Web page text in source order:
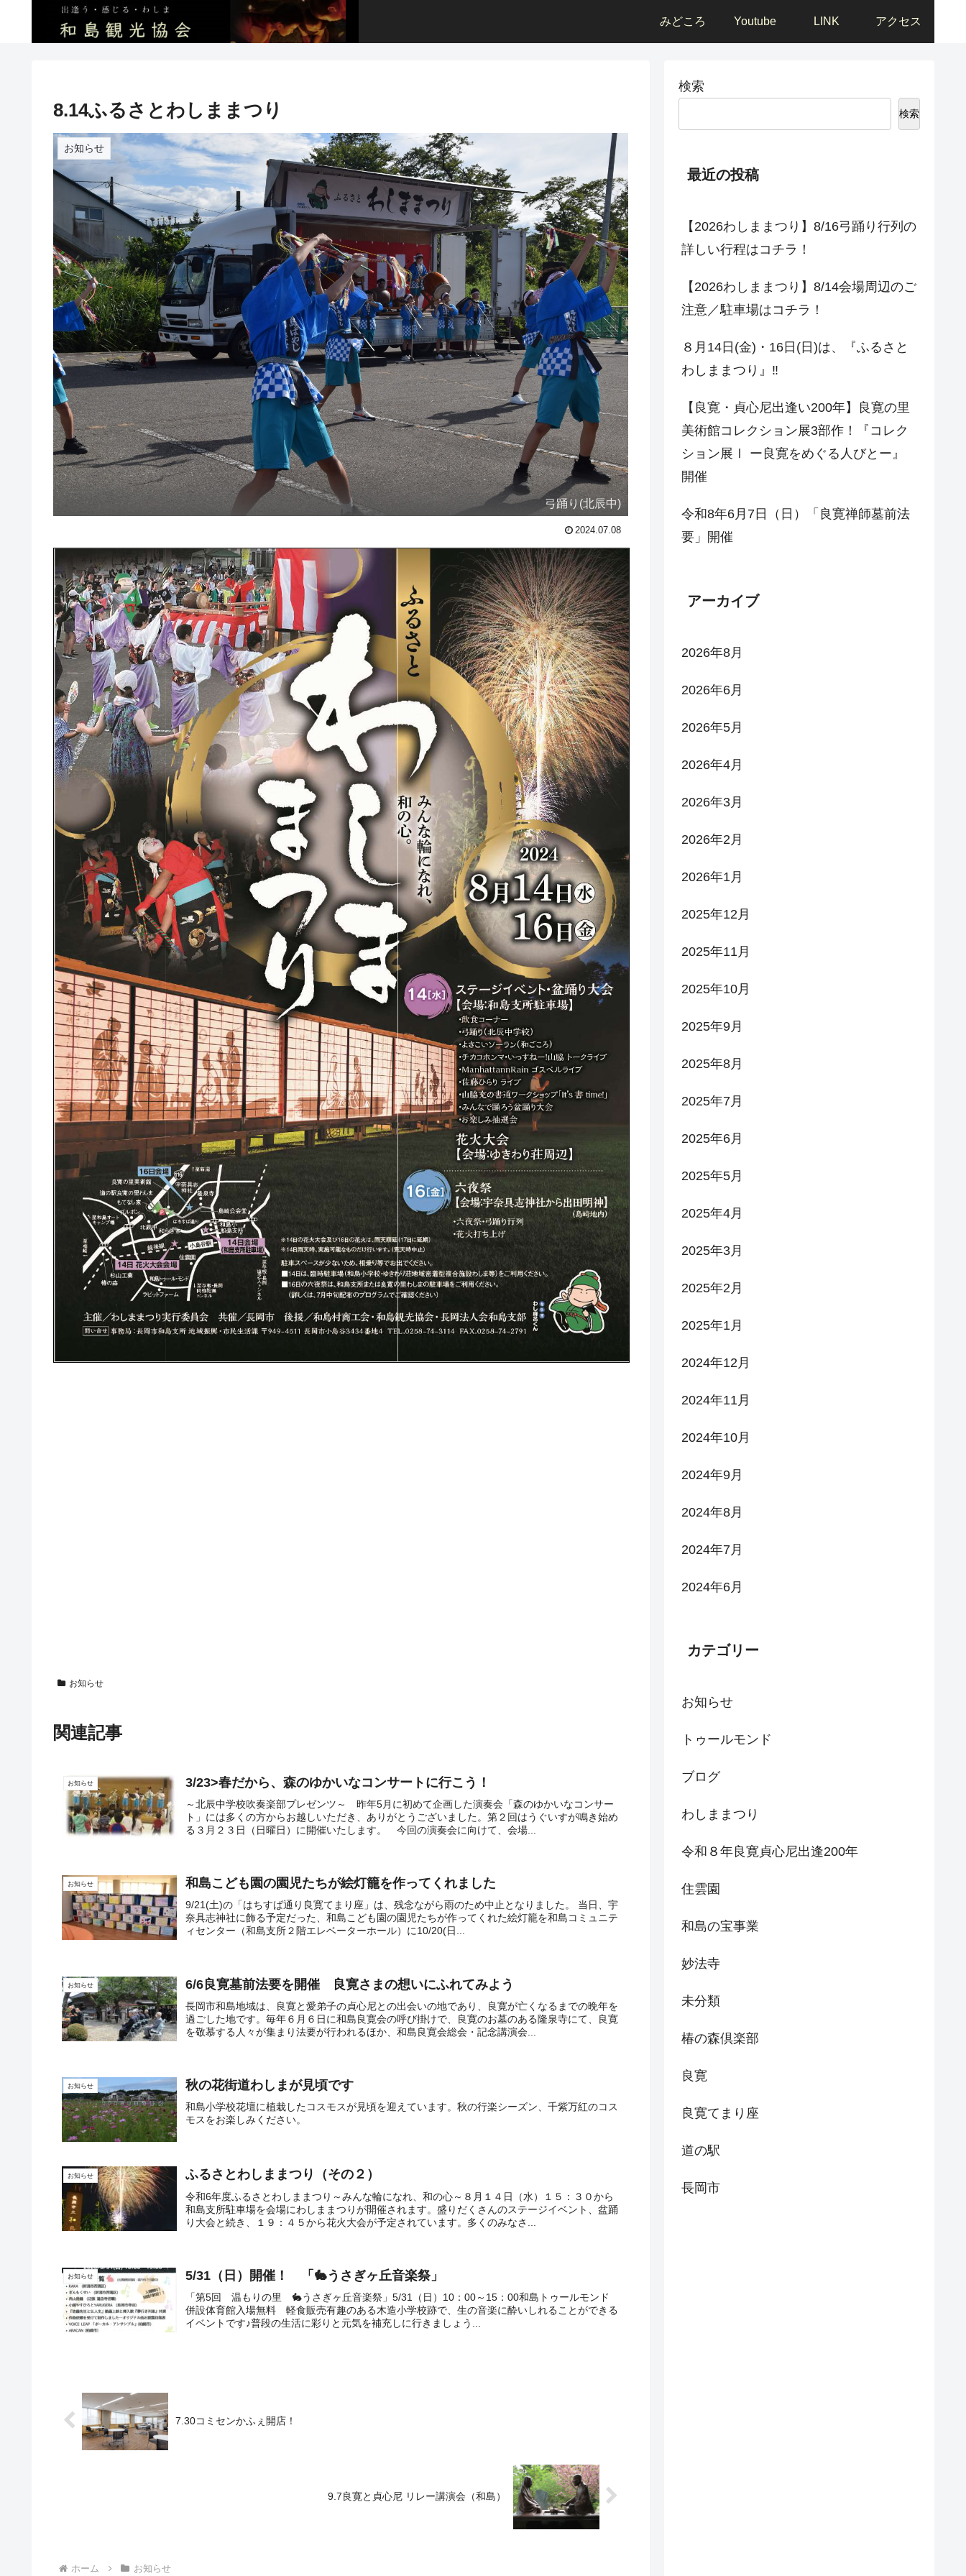
みどころ Youtube LINK アクセス
8.14ふるさとわしままつり
お知らせ
弓踊り(北辰中)
2024.07.08
お知らせ
関連記事
お知らせ 3/23>春だから、森のゆかいなコンサートに行こう！
～北辰中学校吹奏楽部プレゼンツ～ 昨年5月に初めて企画した演奏会「森のゆかいなコンサー
ト」には多くの方からお越しいただき、ありがとうございました。第２回はうぐいすが鳴き始め
る３月２３日（日曜日）に開催いたします。 今回の演奏会に向けて、会場...
お知らせ 和島こども園の園児たちが絵灯籠を作ってくれました
9/21(土)の「はちすば通り良寛てまり座」は、残念ながら雨のため中止となりました。 当日、宇
奈具志神社に飾る予定だった、和島こども園の園児たちが作ってくれた絵灯籠を和島コミュニテ
ィセンター（和島支所２階エレベーターホール）に10/20(日...
お知らせ 6/6良寛墓前法要を開催 良寛さまの想いにふれてみよう
長岡市和島地域は、良寛と愛弟子の貞心尼との出会いの地であり、良寛が亡くなるまでの晩年を
過ごした地です。毎年６月６日に和島良寛会の呼び掛けで、良寛のお墓のある隆泉寺にて、良寛
を敬慕する人々が集まり法要が行われるほか、和島良寛会総会・記念講演会...
お知らせ 秋の花街道わしまが見頃です
和島小学校花壇に植栽したコスモスが見頃を迎えています。秋の行楽シーズン、千紫万紅のコス
モスをお楽しみください。
お知らせ ふるさとわしままつり（その２）
令和6年度ふるさとわしままつり～みんな輪になれ、和の心～８月１４日（水）１５：３０から
和島支所駐車場を会場にわしままつりが開催されます。盛りだくさんのステージイベント、盆踊
り大会と続き、１９：４５から花火大会が予定されています。多くのみなさ...
お知らせ 5/31（日）開催！ 「🐇うさぎヶ丘音楽祭」
「第5回 温もりの里 🐇うさぎヶ丘音楽祭」5/31（日）10：00～15：00和島トゥールモンド
併設体育館入場無料 軽食販売有趣のある木造小学校跡で、生の音楽に酔いしれることができる
イベントです♪普段の生活に彩りと元気を補充しに行きましょう...
7.30コミセンかふぇ開店！
9.7良寛と貞心尼 リレー講演会（和島）
ホーム お知らせ
検索
検索
最近の投稿
【2026わしままつり】8/16弓踊り行列の
詳しい行程はコチラ！
【2026わしままつり】8/14会場周辺のご
注意／駐車場はコチラ！
８月14日(金)・16日(日)は、『ふるさと
わしままつり』‼
【良寛・貞心尼出逢い200年】良寛の里
美術館コレクション展3部作！『コレク
ション展Ⅰ ー良寛をめぐる人びとー』
開催
令和8年6月7日（日）「良寛禅師墓前法
要」開催
アーカイブ
2026年8月
2026年6月
2026年5月
2026年4月
2026年3月
2026年2月
2026年1月
2025年12月
2025年11月
2025年10月
2025年9月
2025年8月
2025年7月
2025年6月
2025年5月
2025年4月
2025年3月
2025年2月
2025年1月
2024年12月
2024年11月
2024年10月
2024年9月
2024年8月
2024年7月
2024年6月
カテゴリー
お知らせ
トゥールモンド
ブログ
わしままつり
令和８年良寛貞心尼出逢200年
住雲園
和島の宝事業
妙法寺
未分類
椿の森倶楽部
良寛
良寛てまり座
道の駅
長岡市